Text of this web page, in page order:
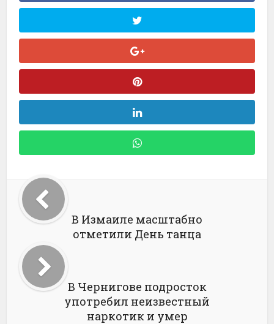
В Измаиле масштабно
отметили День танца
В Чернигове подросток
употребил неизвестный
наркотик и умер